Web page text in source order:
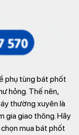
phụ tùng bát phốt
hỏng. Thế nên,
thường xuyên là
gia giao thông. Hãy
mua bát phốt